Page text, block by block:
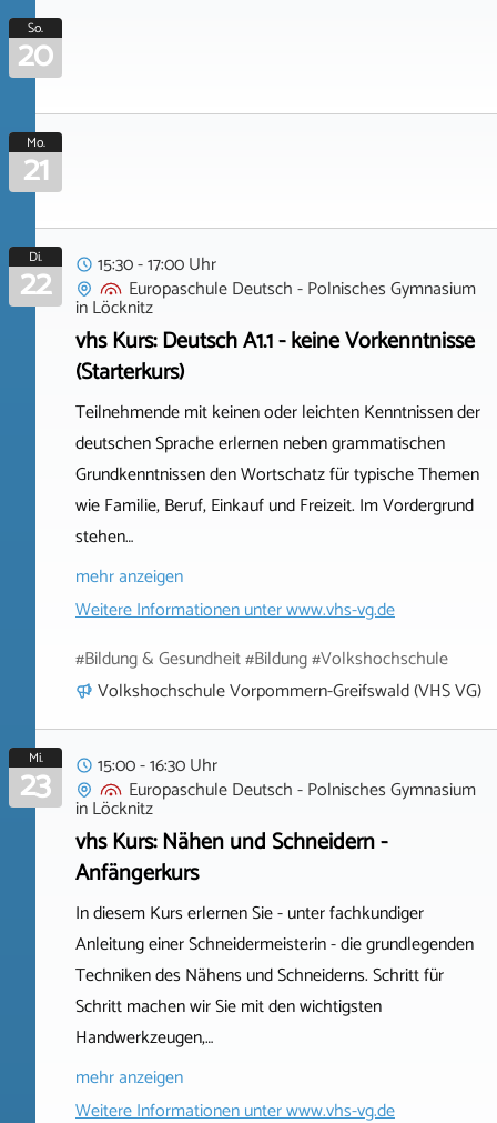
So.
20
Mo.
21
Di.
22
15:30 - 17:00 Uhr
Europaschule Deutsch - Polnisches Gymnasium
inLöcknitz
vhs Kurs: Deutsch A1.1 - keine Vorkenntnisse
(Starterkurs)
Teilnehmende mit keinen oder leichten Kenntnissen der
deutschen Sprache erlernen neben grammatischen
Grundkenntnissen den Wortschatz für typische Themen
wie Familie, Beruf, Einkauf und Freizeit. Im Vordergrund
stehen…
mehr anzeigen
Weitere Informationen unterwww.vhs-vg.de
#Bildung & Gesundheit #Bildung #Volkshochschule
Volkshochschule Vorpommern-Greifswald (VHS VG)
Mi.
23
15:00 - 16:30 Uhr
Europaschule Deutsch - Polnisches Gymnasium
inLöcknitz
vhs Kurs: Nähen und Schneidern -
Anfängerkurs
In diesem Kurs erlernen Sie - unter fachkundiger
Anleitung einer Schneidermeisterin - die grundlegenden
Techniken des Nähens und Schneiderns. Schritt für
Schritt machen wir Sie mit den wichtigsten
Handwerkzeugen,…
mehr anzeigen
Weitere Informationen unterwww.vhs-vg.de